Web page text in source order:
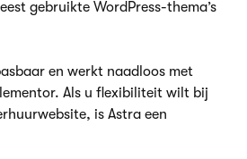
gebruikte WordPress-thema’s
en werkt naadloos met
Als u flexibiliteit wilt bij
is Astra een